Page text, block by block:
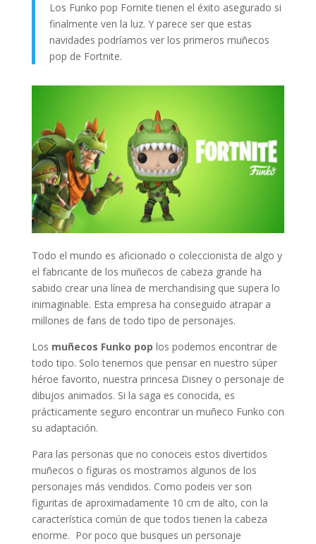
Los Funko pop Fornite tienen el éxito asegurado si
finalmente ven la luz. Y parece ser que estas
navidades podríamos ver los primeros muñecos
pop de Fortnite.
Todo el mundo es aficionado o coleccionista de algo y
el fabricante de los muñecos de cabeza grande ha
sabido crear una línea de merchandising que supera lo
inimaginable. Esta empresa ha conseguido atrapar a
millones de fans de todo tipo de personajes.
Los muñecos Funko pop los podemos encontrar de
todo tipo. Solo tenemos que pensar en nuestro súper
héroe favorito, nuestra princesa Disney o personaje de
dibujos animados. Si la saga es conocida, es
prácticamente seguro encontrar un muñeco Funko con
su adaptación.
Para las personas que no conoceis estos divertidos
muñecos o figuras os mostramos algunos de los
personajes más vendidos. Como podeis ver son
figuritas de aproximadamente 10 cm de alto, con la
característica común de que todos tienen la cabeza
enorme. Por poco que busques un personaje